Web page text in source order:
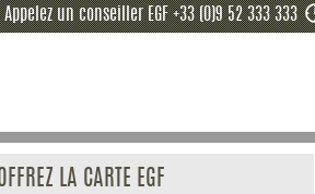
Appelez un conseiller EGF +33 (0)9 52 333 333
LA CARTE EGF